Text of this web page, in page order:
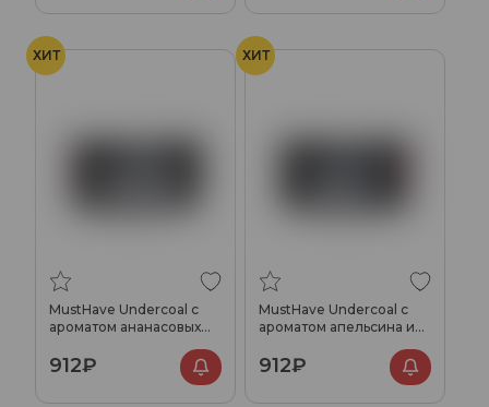
ХИТ
MustHave Undercoal с
ароматом ананасовых
912₽
ХИТ
MustHave Undercoal с
ароматом апельсина и
912₽